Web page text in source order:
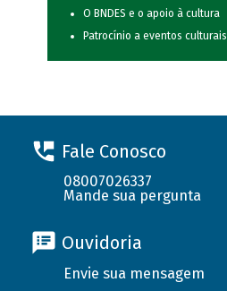
O BNDES e o apoio à cultura
Patrocínio a eventos culturais
Fale Conosco
08007026337
Mande sua pergunta
Ouvidoria
Envie sua mensagem